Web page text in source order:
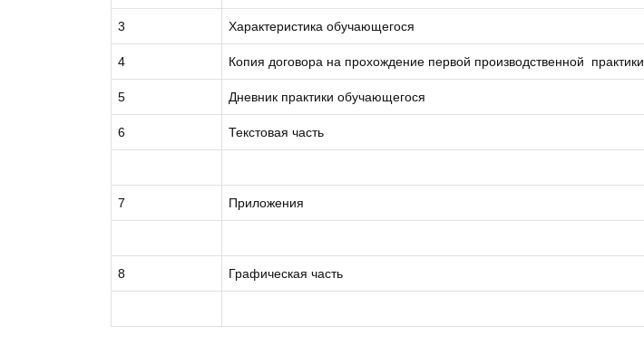
3 Характеристика обучающегося
4 Копия договора на прохождение первой производственной практики
5 Дневник практики обучающегося
6 Текстовая часть
7 Приложения
8 Графическая часть